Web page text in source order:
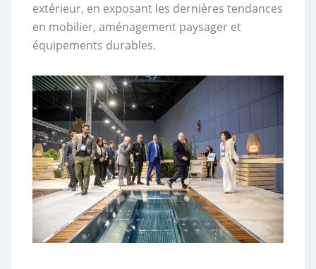
extérieur, en exposant les dernières tendances
en mobilier, aménagement paysager et
équipements durables.